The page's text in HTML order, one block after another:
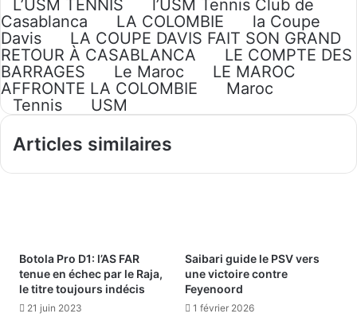
L’USM TENNIS
l’USM Tennis Club de
Casablanca
LA COLOMBIE
la Coupe
Davis
LA COUPE DAVIS FAIT SON GRAND
RETOUR À CASABLANCA
LE COMPTE DES
BARRAGES
Le Maroc
LE MAROC
AFFRONTE LA COLOMBIE
Maroc
Tennis
USM
Articles similaires
Botola Pro D1: l’AS FAR
tenue en échec par le Raja,
le titre toujours indécis
21 juin 2023
Saibari guide le PSV vers
une victoire contre
Feyenoord
1 février 2026